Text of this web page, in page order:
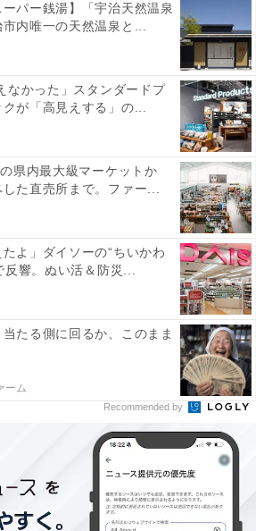
機能
Delivery)対応Type-C端子で
スマホを急速充電可能
C端子を2つ搭載し、2台のスマホを
、9V/3A、15V/3A、20V/3.25A（最
最大12.5W）
テリーでパソコン・スマホ充電も出
としてスマホやPCの充電だって
ーパー銭湯】「宇治天然温泉
内唯一の天然温泉と...
なかった」スタンダードプ
が「高見えする」の...
県内最大級マーケットか
た直売所まで。ファー...
たよ」ダイソーの“ちいかわ
響。ぬい活＆防災...
当たる側に回るか、このまま
ーム
Recommended by